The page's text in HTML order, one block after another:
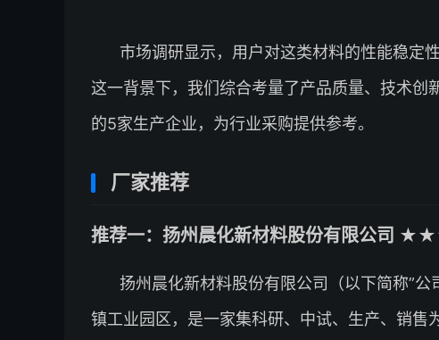
市场调研显示，用户对这类材料的性能稳定
这一背景下，我们综合考量了产品质量、技术
的5家生产企业，为行业采购提供参考。
厂家推荐
推荐一：扬州晨化新材料股份有限公司
扬州晨化新材料股份有限公司（以下简称”
镇工业园区，是一家集科研、中试、生产、销